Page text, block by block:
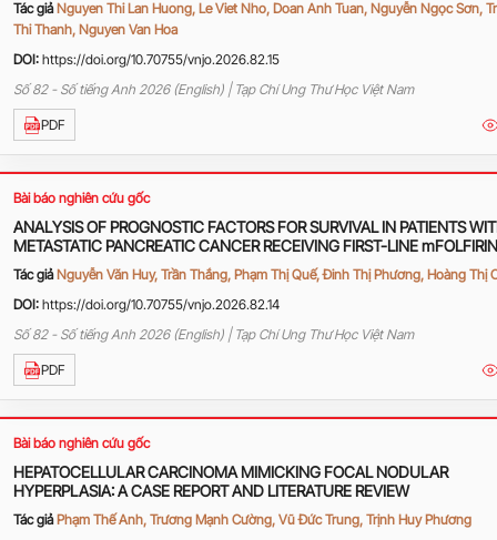
Tác giả Nguyen Thi Lan Huong, Le Viet Nho, Doan Anh Tuan, Nguyễn Ngọc Sơn,
Thi Thanh, Nguyen Van Hoa
DOI: https://doi.org/10.70755/vnjo.2026.82.15
Số 82 - Số tiếng Anh 2026 (English) | Tạp Chí Ung Thư Học Việt Nam
PDF
Bài báo nghiên cứu gốc
ANALYSIS OF PROGNOSTIC FACTORS FOR SURVIVAL IN PATIENTS
METASTATIC PANCREATIC CANCER RECEIVING FIRST-LINE
AT K HOSPITAL
Tác giả Nguyễn Văn Huy, Trần Thắng, Phạm Thị Quế, Đinh Thị Phương, Hoàng Thị
DOI: https://doi.org/10.70755/vnjo.2026.82.14
Số 82 - Số tiếng Anh 2026 (English) | Tạp Chí Ung Thư Học Việt Nam
PDF
Bài báo nghiên cứu gốc
HEPATOCELLULAR CARCINOMA MIMICKING FOCAL NODULAR
HYPERPLASIA: A CASE REPORT AND LITERATURE REVIEW
Tác giả Phạm Thế Anh, Trương Mạnh Cường, Vũ Đức Trung, Trịnh Huy Phương